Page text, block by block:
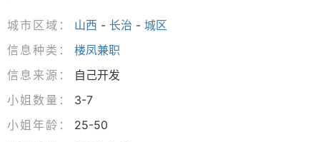
城市区域： 山西 - 长治 - 城区
信息种类：
楼凤兼职
信息来源：
自己开发
小姐数量：
3-7
小姐年龄：
25-50